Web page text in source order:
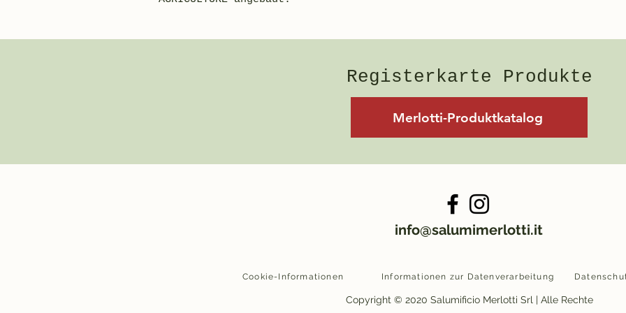
Registerkarte Produkte
Merlotti-Produktkatalog
info@salumimerlotti.it
Cookie-Informationen Informationen zur Datenverarbeitung
Copyright © 2020 Salumificio Merlotti Srl | Alle Rechte